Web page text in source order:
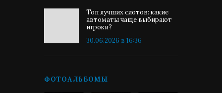
Топ лучших слотов: какие
автоматы чаще выбирают
игроки?
30.06.2026 в 16:36
ФОТОАЛЬБОМЫ